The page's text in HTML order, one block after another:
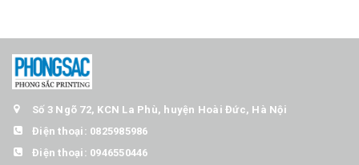
Số 3 Ngõ 72, KCN La Phù, huyện Hoài Đức, Hà Nội
Điện thoại: 0825985986
Điện thoại: 0946550446